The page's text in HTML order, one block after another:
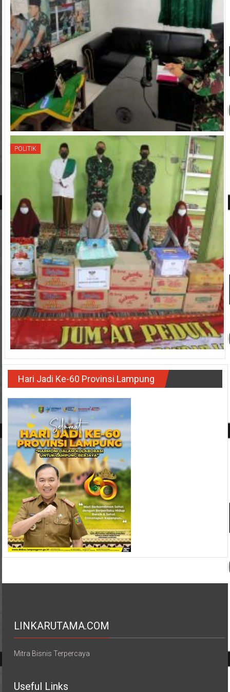
POLITIK
Hari Jadi Ke-60 Provinsi Lampung
LINKARUTAMA.COM
Mitra Bisnis Terpercaya
Useful Links